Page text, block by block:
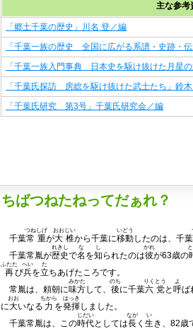
主な参考
「郷土千葉の歴史」川名 登／編
「千葉一族の歴史 全国に広がる系譜・史跡・
「千葉一族入門事典 日本史を駆け抜けた月星
「千葉氏探訪 房総を駆け抜けた武士たち」鈴
「千葉氏研究 第3号」千葉氏研究会／編
ちばつねたねってだぁれ？
千葉常重
つねしげ
が大椎
おおじい
から千葉に移動
いどう
したのは、千葉
千葉常胤が歴史
れきし
で名
な
を知
し
られたのは彼
かれ
が63歳の
再
ふたた
び兵
へい
を立
た
ちあげたころです。
常胤は、頼朝に味方
みかた
して、 後
のち
に千葉六党
りくとう
と呼
よ
ば
に大
おお
いなる 力
ちから
を発揮
はっき
しました。
千葉常胤は、この時代
じだい
としては長
なが
く 生
い
き、82歳